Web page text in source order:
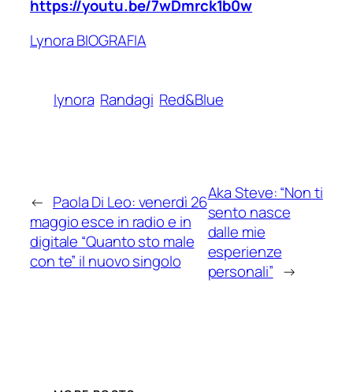
https://youtu.be/7wDmrck1b0w
Lynora BIOGRAFIA
lynora Randagi Red&Blue
← Paola Di Leo: venerdì 26
maggio esce in radio e in
digitale “Quanto sto male
con te” il nuovo singolo
Aka Steve: “Non ti
sento nasce
dalle mie
esperienze
personali” →